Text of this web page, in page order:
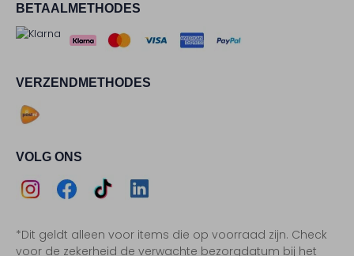
BETAALMETHODES
VERZENDMETHODES
VOLG ONS
Instagram
Facebook
TikTokLinkedIn
*Dit geldt alleen voor items die op voorraad zijn. Check
voor de zekerheid de verwachte bezorgdatum bij het